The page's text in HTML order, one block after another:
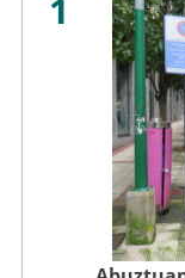
1